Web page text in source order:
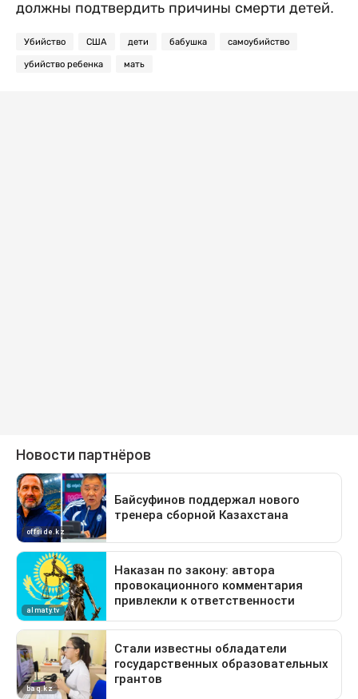
должны подтвердить причины смерти детей.
Убийство США дети бабушка самоубийство
убийство ребенка мать